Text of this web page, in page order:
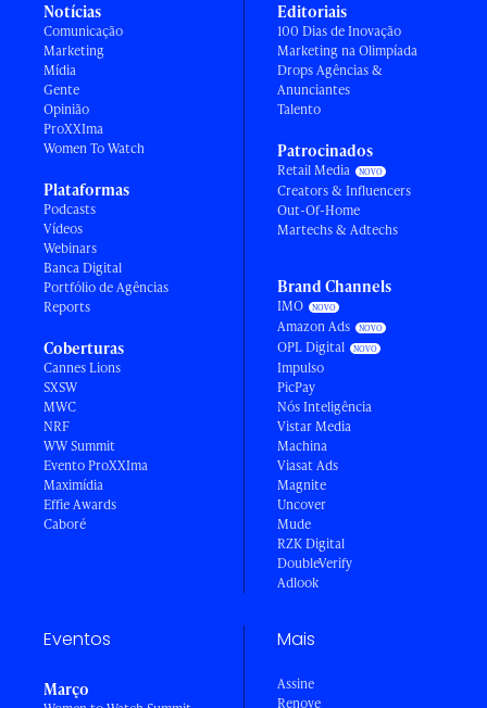
Notícias
Comunicação
Marketing
Mídia
Gente
Opinião
ProXXIma
Women To Watch
Plataformas
Podcasts
Vídeos
Webinars
Banca Digital
Portfólio de Agências
Reports
Coberturas
Cannes Lions
SXSW
MWC
NRF
WW Summit
Evento ProXXIma
Maximídia
Effie Awards
Caboré
Editoriais
100 Dias de Inovação
Marketing na Olimpíada
Drops Agências &
Anunciantes
Talento
Patrocinados
Retail Media
Creators & Influencers
Out-Of-Home
Martechs & Adtechs
Brand Channels
IMO
Amazon Ads
OPL Digital
Impulso
PicPay
Nós Inteligência
Vistar Media
Machina
Viasat Ads
Magnite
Uncover
Mude
RZK Digital
DoubleVerify
Adlook
Eventos
Março
Mais
Assine
Renove